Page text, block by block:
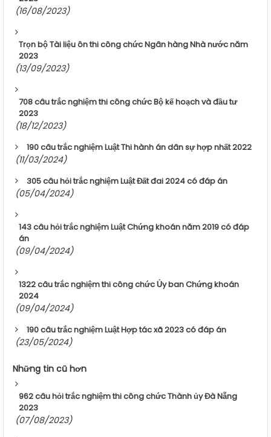
(16/08/2023)
Trọn bộ Tài liệu ôn thi công chức Ngân hàng Nhà nước năm
2023
(13/09/2023)
708 câu trắc nghiệm thi công chức Bộ kế hoạch và đầu tư
2023
(18/12/2023)
190 câu trắc nghiệm Luật Thi hành án dân sự hợp nhất 2022
(11/03/2024)
305 câu hỏi trắc nghiệm Luật Đất đai 2024 có đáp án
(05/04/2024)
143 câu hỏi trắc nghiệm Luật Chứng khoán năm 2019 có đáp
án
(09/04/2024)
1322 câu trắc nghiệm thi công chức Ủy ban Chứng khoán
2024
(09/04/2024)
190 câu trắc nghiệm Luật Hợp tác xã 2023 có đáp án
(23/05/2024)
Những tin cũ hơn
962 câu hỏi trắc nghiệm thi công chức Thành ủy Đà Nẵng
2023
(07/08/2023)